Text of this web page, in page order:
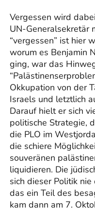
Vergessen wird
UN-Generalsekretär
“vergessen” ist hier
worum es Benjamin
ging, war das
Okkupation von der
Israels und letztlich
Darauf hielt er sich
politische Strategie,
die PLO im
die schiere
souveränen
liquidieren. Die
sich dieser Politik
das ein Teil des
kam dann am 7.